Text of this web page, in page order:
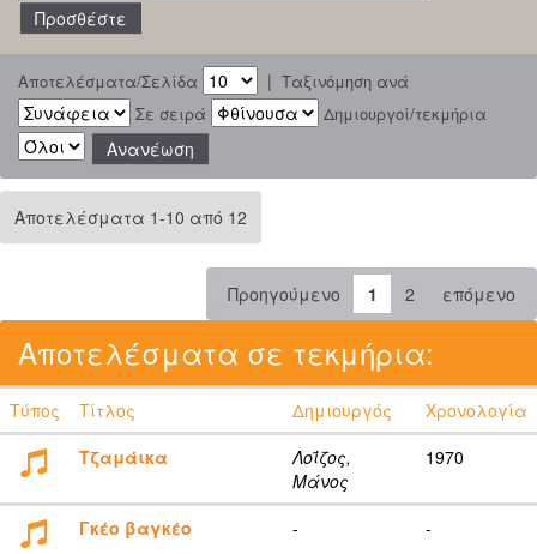
Αποτελέσματα/Σελίδα | Ταξινόμηση ανά
Σε σειρά
Δημιουργοί/τεκμήρια
Αποτελέσματα 1-10 από 12
Προηγούμενο 1 2 επόμενο
Αποτελέσματα σε τεκμήρια:
Τύπος Τίτλος Δημιουργός
Χρονολογία
Τζαμάικα
Λοΐζος,
Μάνος
1970
Γκέο βαγκέο - -